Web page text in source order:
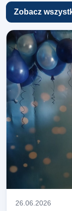
Zobacz
26.06.2026